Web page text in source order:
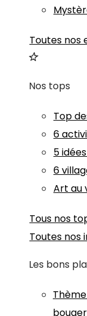
Toutes nos
Nos tops
Top
6
5
6
Art au
Tous nos
Toutes nos
Les bons
Thème